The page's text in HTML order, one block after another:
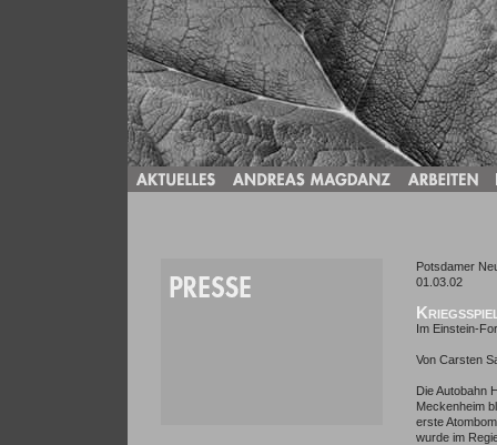
Potsdamer
01.03.02
Im Einstein-
Von Carsten
Die Autobahn
Meckenheim
erste
wurde im